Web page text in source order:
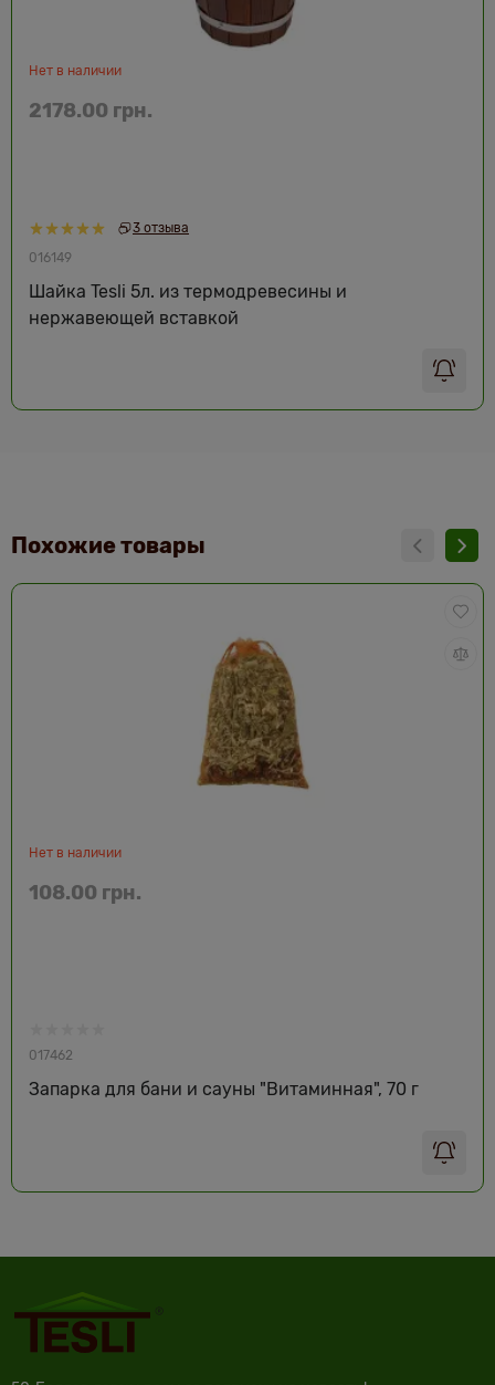
3 отзыва
Нет в наличии
016149
Шайка Tesli 5л. из термодревесины и
нержавеющей вставкой
2178.00 грн.
Похожие товары
Нет в наличии
017462
Запарка для бани и сауны "Витаминная", 70 г
108.00 грн.